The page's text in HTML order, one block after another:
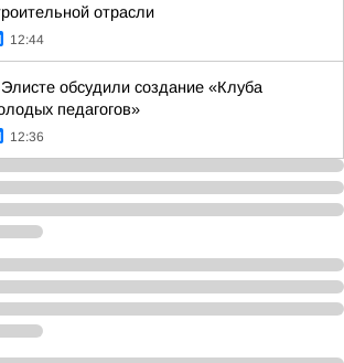
отрасли
12:44
обсудили создание «Клуба
педагогов»
12:36